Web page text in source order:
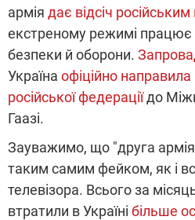
армія дає відсіч
екстреному режимі працює
безпеки й оборони.
Україна офіційно
російської федераціїдо
Гаазі.
Зауважимо, що "друга армія
таким самим фейком, як і
телевізора. Всього за
втратили в Україні більше